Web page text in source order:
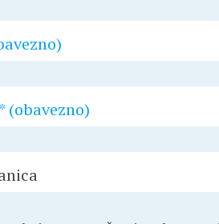
* (obavezno)